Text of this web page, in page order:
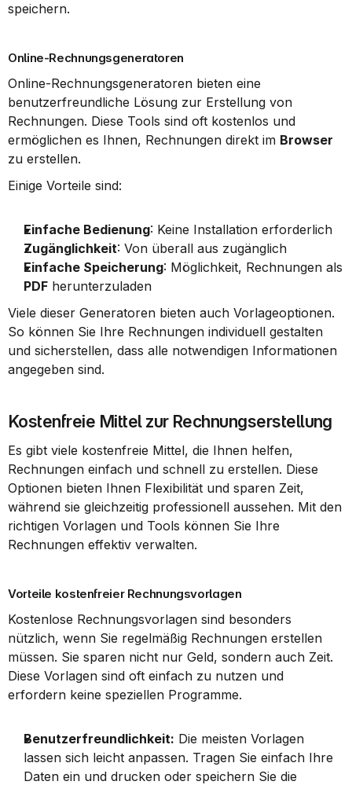
speichern.
Online-Rechnungsgeneratoren
Online-Rechnungsgeneratoren bieten eine
benutzerfreundliche Lösung zur Erstellung von
Rechnungen. Diese Tools sind oft kostenlos und
ermöglichen es Ihnen, Rechnungen direkt im Browser
zu erstellen.
Einige Vorteile sind:
Einfache Bedienung: Keine Installation erforderlich
Zugänglichkeit: Von überall aus zugänglich
Einfache Speicherung
PDF herunterzuladen
Viele dieser Generatoren bieten auch Vorlageoptionen.
So können Sie Ihre Rechnungen individuell gestalten
und sicherstellen, dass alle notwendigen Informationen
angegeben sind.
Kostenfreie Mittel zur Rechnungserstellung
Es gibt viele kostenfreie Mittel, die Ihnen helfen,
Rechnungen einfach und schnell zu erstellen. Diese
Optionen bieten Ihnen Flexibilität und sparen Zeit,
während sie gleichzeitig professionell aussehen. Mit den
richtigen Vorlagen und Tools können Sie Ihre
Rechnungen effektiv verwalten.
Vorteile kostenfreier Rechnungsvorlagen
Kostenlose Rechnungsvorlagen sind besonders
nützlich, wenn Sie regelmäßig Rechnungen erstellen
müssen. Sie sparen nicht nur Geld, sondern auch Zeit.
Diese Vorlagen sind oft einfach zu nutzen und
erfordern keine speziellen Programme.
Benutzerfreundlichkeit: Die meisten Vorlagen
lassen sich leicht anpassen. Tragen Sie einfach Ihre
Daten ein und drucken oder speichern Sie die